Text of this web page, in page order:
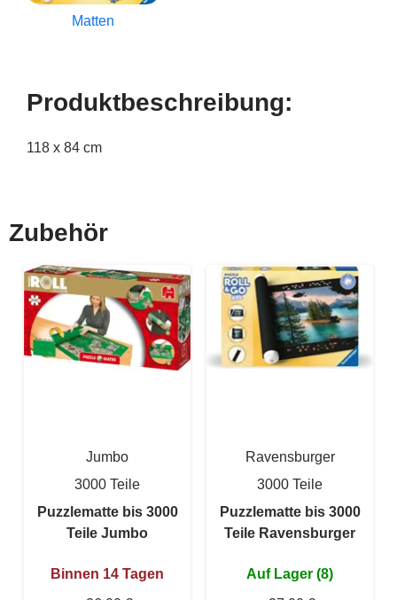
Matten
Produktbeschreibung:
118 x 84 cm
Zubehör
Jumbo
3000 Teile
Puzzlematte bis 3000
Teile Jumbo
Binnen 14 Tagen
Ravensburger
3000 Teile
Puzzlematte bis 3000
Teile Ravensburger
Auf Lager (8)